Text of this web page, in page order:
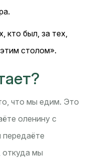
кто был, за тех,
столом».
что мы едим. Это
оленину с
мы